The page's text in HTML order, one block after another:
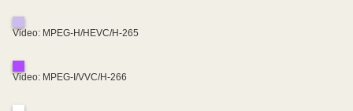
Video: MPEG-H/HEVC/H-265
Video: MPEG-I/VVC/H-266